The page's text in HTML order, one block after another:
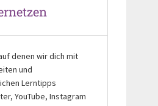
denen wir dich mit
und
Lerntipps
YouTube, Instagram